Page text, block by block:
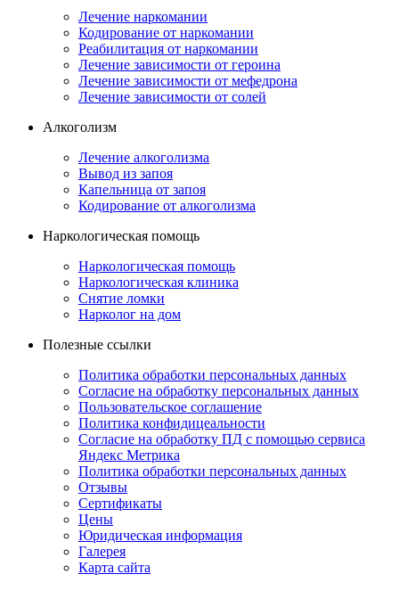
Лечение наркомании
Кодирование от наркомании
Реабилитация от наркомании
Лечение зависимости от героина
Лечение зависимости от мефедрона
Лечение зависимости от солей
Алкоголизм
Лечение алкоголизма
Вывод из запоя
Капельница от запоя
Кодирование от алкоголизма
Наркологическая помощь
Наркологическая помощь
Наркологическая клиника
Снятие ломки
Нарколог на дом
Полезные ссылки
Политика обработки персональных данных
Согласие на обработку персональных данных
Пользовательское соглашение
Политика конфидицеальности
Согласие на обработку ПД с помощью сервиса
Яндекс Метрика
Политика обработки персональных данных
Отзывы
Сертификаты
Цены
Юридическая информация
Галерея
Карта сайта